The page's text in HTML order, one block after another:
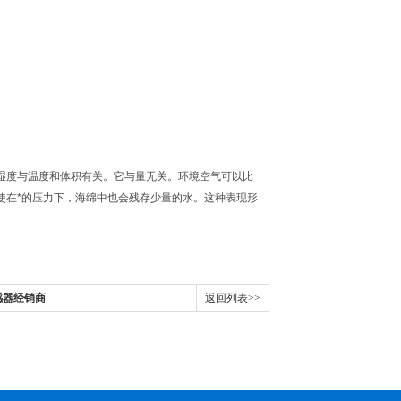
与温度和体积有关。它与量无关。环境空气可以比
*的压力下，海绵中也会残存少量的水。这种表现形
经销商 返回列表>>